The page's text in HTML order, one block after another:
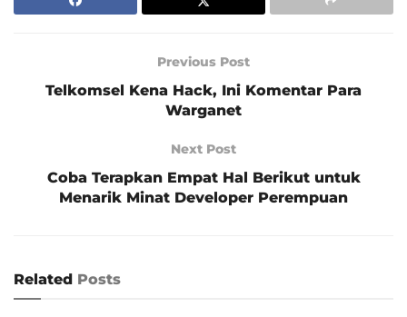
Previous Post
Telkomsel Kena Hack, Ini Komentar Para
Warganet
Next Post
Coba Terapkan Empat Hal Berikut untuk
Menarik Minat Developer Perempuan
Related Posts